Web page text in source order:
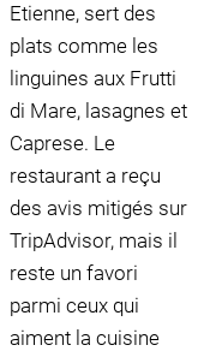
Etienne, sert des
plats comme les
linguines aux Frutti
di Mare, lasagnes et
Caprese. Le
restaurant a reçu
des avis mitigés sur
TripAdvisor, mais il
reste un favori
parmi ceux qui
aiment la cuisine